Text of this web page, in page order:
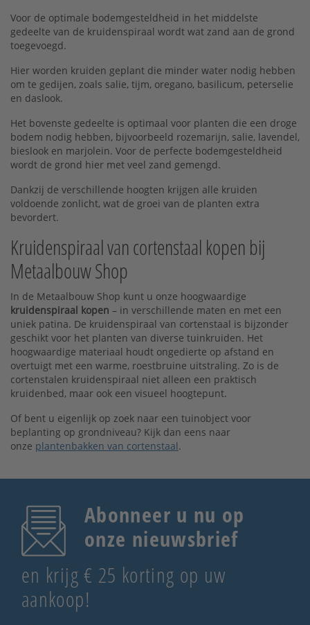
Voor de optimale bodemgesteldheid in het middelste
gedeelte van de kruidenspiraal wordt wat zand aan de grond
toegevoegd.
Hier worden kruiden geplant die minder water nodig hebben
om te gedijen, zoals salie, tijm, oregano, basilicum, peterselie
en daslook.
Het bovenste gedeelte is optimaal voor planten die een droge
bodem nodig hebben, bijvoorbeeld rozemarijn, salie, lavendel,
bieslook en marjolein. Voor de perfecte bodemgesteldheid
wordt de grond hier met veel zand gemengd.
Dankzij de verschillende hoogten krijgen alle kruiden
voldoende zonlicht, wat de groei van de planten extra
bevordert.
Kruidenspiraal van cortenstaal kopen bij
Metaalbouw Shop
In de Metaalbouw Shop kunt u onze hoogwaardige
kruidenspiraal kopen – in verschillende maten en met een
uniek patina. De kruidenspiraal van cortenstaal is bijzonder
geschikt voor het planten van diverse tuinkruiden. Het
hoogwaardige materiaal houdt ongedierte op afstand en
overtuigt met een warme, roestbruine uitstraling. Zo is de
cortenstalen kruidenspiraal niet alleen een praktisch
kruidenbed, maar ook een visueel hoogtepunt.
Of bent u eigenlijk op zoek naar een tuinobject voor
beplanting op grondniveau? Kijk dan eens naar
onze plantenbakken van cortenstaal.
Abonneer u nu op
onze nieuwsbrief
en krijg € 25 korting op uw
aankoop!